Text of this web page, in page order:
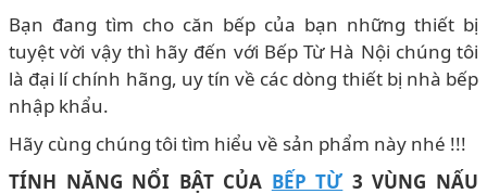
Bạn đang tìm cho căn bếp của bạn những thiết bị
tuyệt vời vậy thì hãy đến với Bếp Từ Hà Nội chúng tôi
là đại lí chính hãng, uy tín về các dòng thiết bị nhà bếp
nhập khẩu.
Hãy cùng chúng tôi tìm hiểu về sản phẩm này nhé !!!
TÍNH NĂNG NỔI BẬT CỦA BẾP TỪ3 VÙNG NẤU